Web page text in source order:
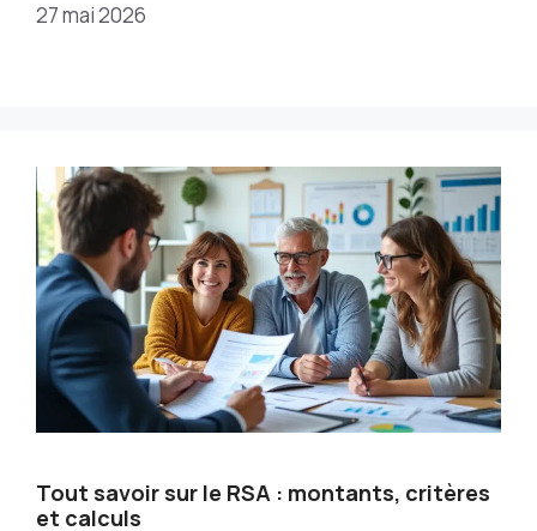
27 mai 2026
Tout savoir sur le RSA : montants, critères
et calculs